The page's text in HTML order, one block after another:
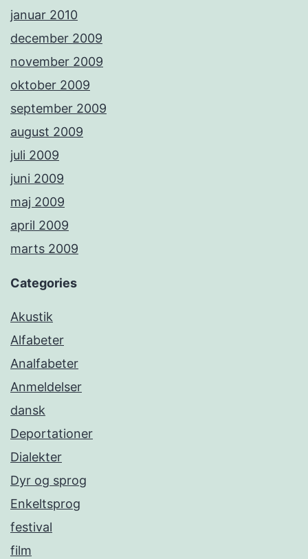
januar 2010
december 2009
november 2009
oktober 2009
september 2009
august 2009
juli 2009
juni 2009
maj 2009
april 2009
marts 2009
Categories
Akustik
Alfabeter
Analfabeter
Anmeldelser
dansk
Deportationer
Dialekter
Dyr og sprog
Enkeltsprog
festival
film